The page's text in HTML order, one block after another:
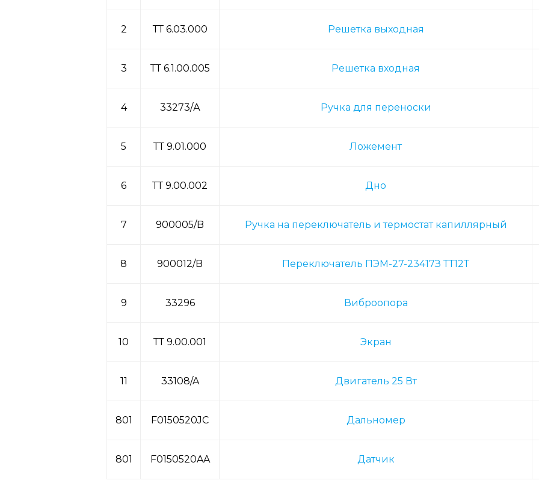
2 ТТ 6.03.000 Решетка выходная
3 ТТ 6.1.00.005 Решетка входная
4 33273/А Ручка для переноски
5 ТТ 9.01.000 Ложемент
6 ТТ 9.00.002 Дно
7 900005/B Ручка на переключатель и термостат капиллярный
8 900012/B Переключатель ПЭМ-27-23417З ТТ12Т
9 33296 Виброопора
10 ТТ 9.00.001 Экран
11 33108/A Двигатель 25 Вт
801 F0150520JC Дальномер
801 F0150520AA Датчик